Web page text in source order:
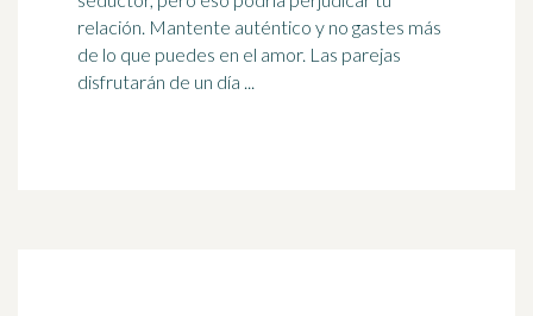
relación. Mantente auténtico y no gastes más
de lo que puedes en el amor. Las parejas
disfrutarán de un día ...